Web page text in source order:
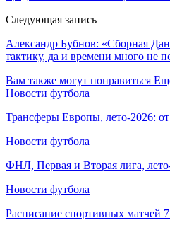
Следующая запись
Александр Бубнов: «Сборная
тактику, да и времени много не
Вам также могут понравиться
Новости футбола
Трансферы Европы, лето-2026:
Новости футбола
ФНЛ, Первая и Вторая лига,
Новости футбола
Расписание спортивных матчей